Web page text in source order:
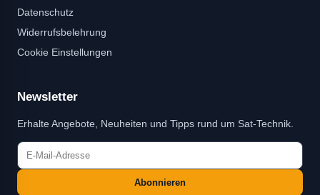
Datenschutz
Widerrufsbelehrung
Cookie Einstellungen
Newsletter
Erhalte Angebote, Neuheiten und Tipps rund um Sat-Technik.
Abonnieren